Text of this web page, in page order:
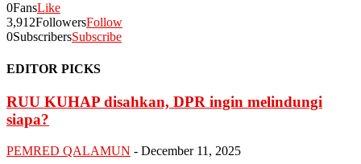
0FansLike
3,912FollowersFollow
0SubscribersSubscribe
EDITOR PICKS
RUU KUHAP disahkan, DPR ingin melindungi
siapa?
PEMRED QALAMUN - December 11, 2025